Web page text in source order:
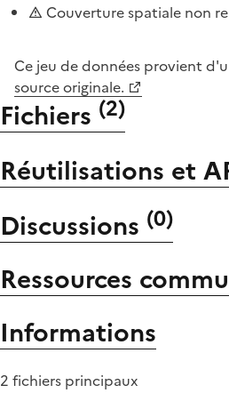
Couverture spatiale non
Ce jeu de données provient
source originale.
Fichiers (2)
Réutilisations et
Discussions (0)
Ressources
Informations
2 fichiers principaux